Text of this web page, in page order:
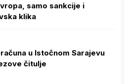
samo sankcije i
klika
u Istočnom Sarajevu
čitulje